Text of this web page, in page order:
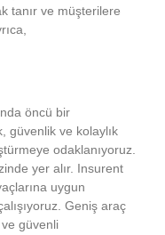
tanır ve müşterilere
öncü bir
güvenlik ve kolaylık
odaklanıyoruz.
yer alır. Insurent
uygun
Geniş araç
güvenli